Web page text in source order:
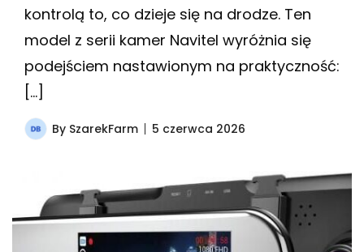
kontrolą to, co dzieje się na drodze. Ten
model z serii kamer Navitel wyróżnia się
podejściem nastawionym na praktyczność:
[…]
By SzarekFarm 5 czerwca 2026